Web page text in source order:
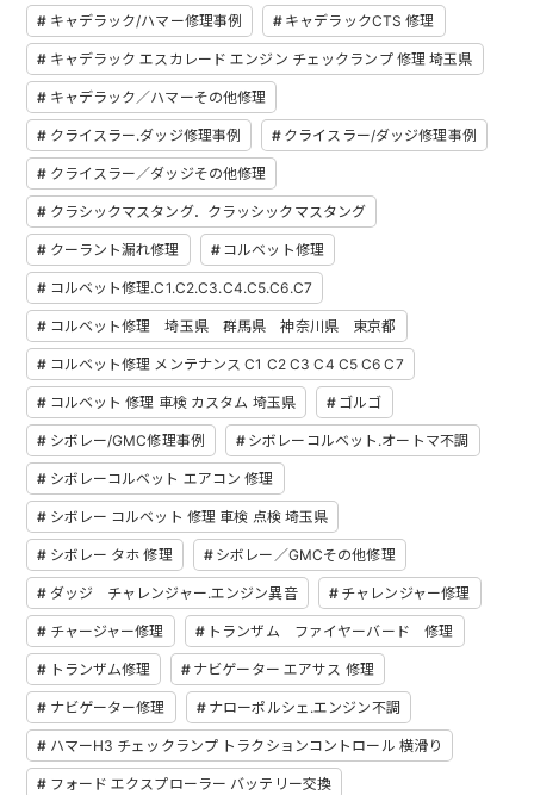
キャデラック/ハマー修理事例 キャデラックCTS 修理
キャデラック エスカレード エンジン チェックランプ 修理 埼玉県
キャデラック／ハマーその他修理
クライスラー.ダッジ修理事例 クライスラー/ダッジ修理事例
クライスラー／ダッジその他修理
クラシックマスタング．クラッシックマスタング
クーラント漏れ修理 コルベット修理
コルベット修理.C1.C2.C3.C4.C5.C6.C7
コルベット修理 埼玉県 群馬県 神奈川県 東京都
コルベット修理 メンテナンス C1 C2 C3 C4 C5 C6 C7
コルベット 修理 車検 カスタム 埼玉県 ゴルゴ
シボレー/GMC修理事例 シボレーコルベット.オートマ不調
シボレーコルベット エアコン 修理
シボレー コルベット 修理 車検 点検 埼玉県
シボレー タホ 修理 シボレー／GMCその他修理
ダッジ チャレンジャー.エンジン異音 チャレンジャー修理
チャージャー修理 トランザム ファイヤーバード 修理
トランザム修理 ナビゲーター エアサス 修理
ナビゲーター修理 ナローポルシェ.エンジン不調
ハマーH3 チェックランプ トラクションコントロール 横滑り
フォード エクスプローラー バッテリー交換